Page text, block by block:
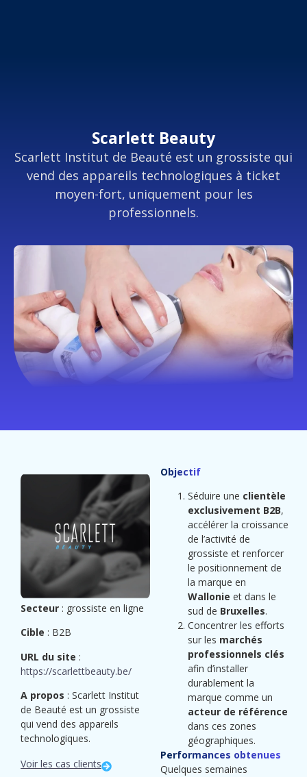
Scarlett Beauty
Scarlett Institut de Beauté est un grossiste qui
vend des appareils technologiques à ticket
moyen-fort, uniquement pour les
professionnels.
Secteur : grossiste en ligne
Cible : B2B
URL du site :
https://scarlettbeauty.be/
A propos : Scarlett Institut
de Beauté est un grossiste
qui vend des appareils
technologiques.
Voir les cas clients
Objectif
Séduire une clientèle
exclusivement B2B,
accélérer la croissance
de l’activité de
grossiste et renforcer
le positionnement de
la marque en
Wallonie et dans le
sud de Bruxelles.
Concentrer les efforts
sur les marchés
professionnels clés
afin d’installer
durablement la
marque comme un
acteur de référence
dans ces zones
géographiques.
Performances obtenues
Quelques semaines